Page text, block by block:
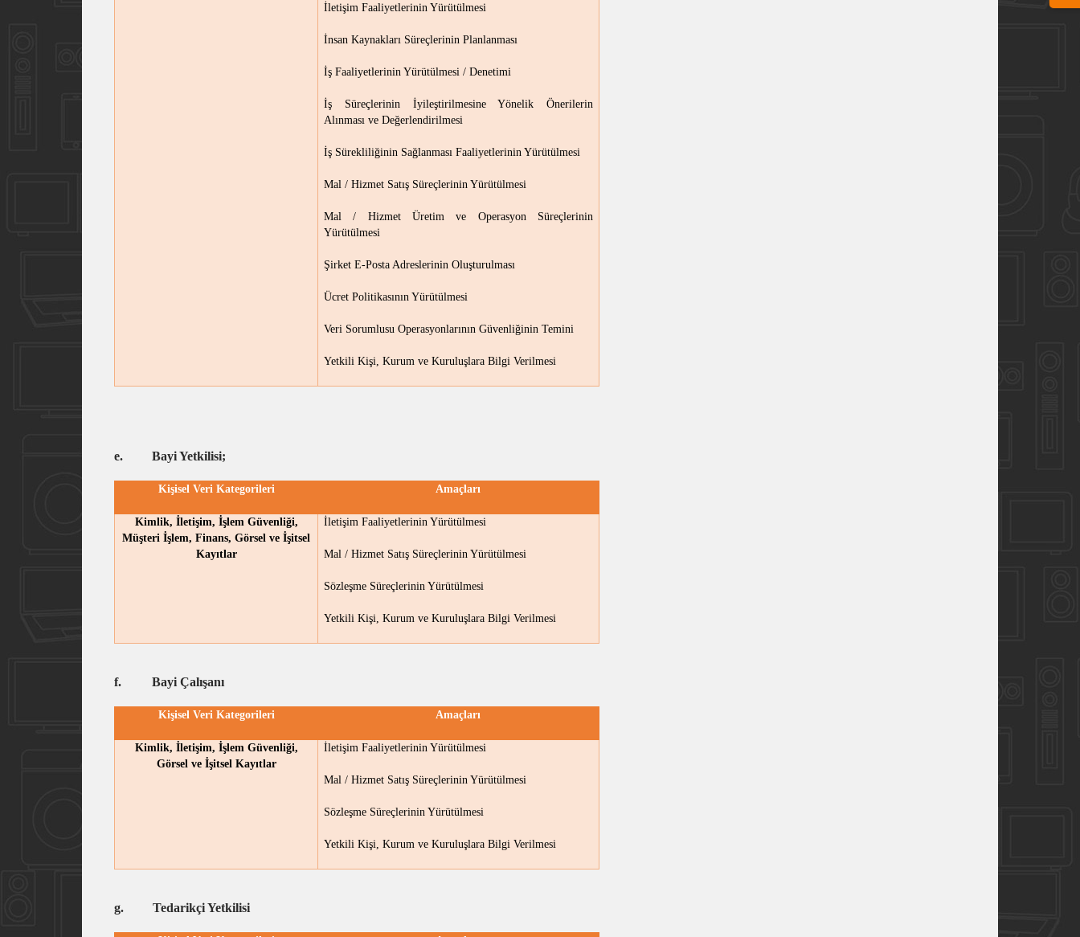
İletişim Faaliyetlerinin Yürütülmesi
İnsan Kaynakları Süreçlerinin Planlanması
İş Faaliyetlerinin Yürütülmesi / Denetimi
İş Süreçlerinin İyileştirilmesine Yönelik Önerilerin
Alınması ve Değerlendirilmesi
İş Sürekliliğinin Sağlanması Faaliyetlerinin Yürütülmesi
Mal / Hizmet Satış Süreçlerinin Yürütülmesi
Mal / Hizmet Üretim ve Operasyon Süreçlerinin
Yürütülmesi
Şirket E-Posta Adreslerinin Oluşturulması
Ücret Politikasının Yürütülmesi
Veri Sorumlusu Operasyonlarının Güvenliğinin Temini
Yetkili Kişi, Kurum ve Kuruluşlara Bilgi Verilmesi
e. Bayi Yetkilisi;
Kişisel Veri Kategorileri Amaçları
Kimlik, İletişim, İşlem Güvenliği,
Müşteri İşlem, Finans, Görsel ve İşitsel
Kayıtlar
İletişim Faaliyetlerinin Yürütülmesi
Mal / Hizmet Satış Süreçlerinin Yürütülmesi
Sözleşme Süreçlerinin Yürütülmesi
Yetkili Kişi, Kurum ve Kuruluşlara Bilgi Verilmesi
f. Bayi Çalışanı
Kişisel Veri Kategorileri Amaçları
Kimlik, İletişim, İşlem Güvenliği,
Görsel ve İşitsel Kayıtlar
İletişim Faaliyetlerinin Yürütülmesi
Mal / Hizmet Satış Süreçlerinin Yürütülmesi
Sözleşme Süreçlerinin Yürütülmesi
Yetkili Kişi, Kurum ve Kuruluşlara Bilgi Verilmesi
g. Tedarikçi Yetkilisi